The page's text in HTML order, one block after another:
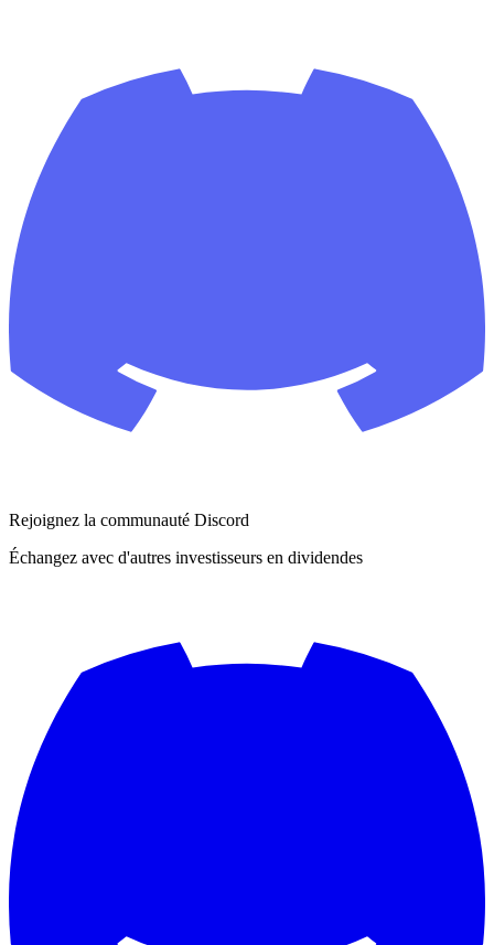
Rejoignez la communauté Discord
Échangez avec d'autres investisseurs en dividendes